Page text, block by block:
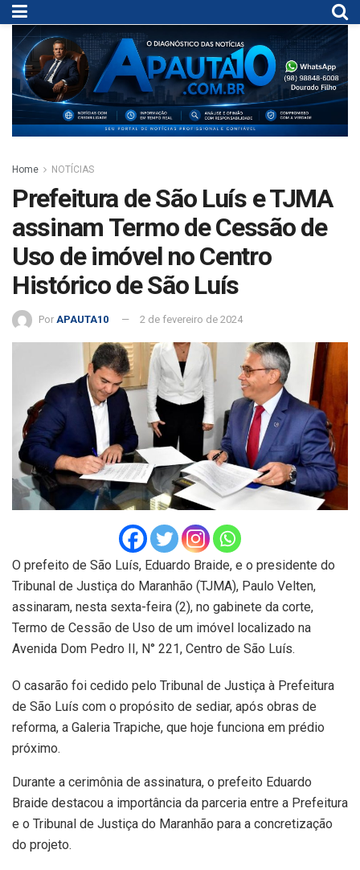
Home NOTÍCIAS
Prefeitura de São Luís e TJMA
assinam Termo de Cessão de
Uso de imóvel no Centro
Histórico de São Luís
Por APAUTA10 2 de fevereiro de 2024
O prefeito de São Luís, Eduardo Braide, e o presidente do
Tribunal de Justiça do Maranhão (TJMA), Paulo Velten,
assinaram, nesta sexta-feira (2), no gabinete da corte,
Termo de Cessão de Uso de um imóvel localizado na
Avenida Dom Pedro II, N° 221, Centro de São Luís.
O casarão foi cedido pelo Tribunal de Justiça à Prefeitura
de São Luís com o propósito de sediar, após obras de
reforma, a Galeria Trapiche, que hoje funciona em prédio
próximo.
Durante a cerimônia de assinatura, o prefeito Eduardo
Braide destacou a importância da parceria entre a Prefeitura
e o Tribunal de Justiça do Maranhão para a concretização
do projeto.